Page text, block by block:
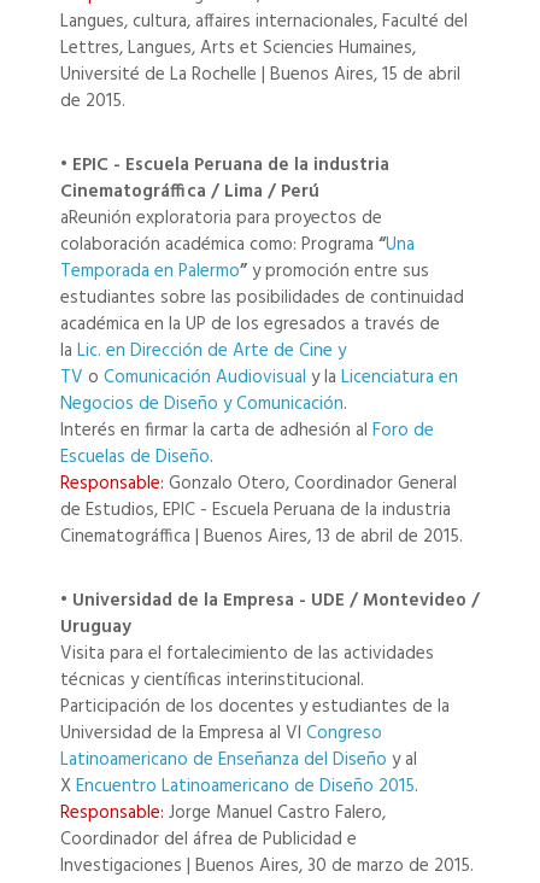
Langues, cultura, affaires internacionales, Faculté del
Lettres, Langues, Arts et Sciencies Humaines,
Université de La Rochelle | Buenos Aires, 15 de abril
de 2015.
• EPIC - Escuela Peruana de la industria
Cinematográffica / Lima / Perú
aReunión exploratoria para proyectos de
colaboración académica como: Programa “Una
Temporada en Palermo”y promoción entre sus
estudiantes sobre las posibilidades de continuidad
académica en la UP de los egresados a través de
la Lic. en Dirección de Arte de Cine y
TV o Comunicación Audiovisual y la Licenciatura en
Negocios de Diseño y Comunicación.
Interés en firmar la carta de adhesión al Foro de
Escuelas de Diseño.
Responsable: Gonzalo Otero, Coordinador General
de Estudios, EPIC - Escuela Peruana de la industria
Cinematográffica | Buenos Aires, 13 de abril de 2015.
• Universidad de la Empresa - UDE / Montevideo /
Uruguay
Visita para el fortalecimiento de las actividades
técnicas y científicas interinstitucional.
Participación de los docentes y estudiantes de la
Universidad de la Empresa al VI Congreso
Latinoamericano de Enseñanza del Diseño y al
XEncuentro Latinoamericano de Diseño 2015.
Responsable: Jorge Manuel Castro Falero,
Coordinador del áfrea de Publicidad e
Investigaciones | Buenos Aires, 30 de marzo de 2015.